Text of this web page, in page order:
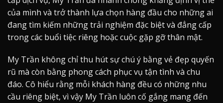
của mình và trở thành lựa chọn hàng đầu cho những ai
đang tìm kiếm những trải nghiệm đặc biệt và đẳng cấp
trong các buổi tiệc riêng hoặc cuộc gặp gỡ thân mật.
My Trần không chỉ thu hút sự chú ý bằng vẻ đẹp quyến
rũ mà còn bằng phong cách phục vụ tận tình và chu
đáo. Cô hiểu rằng mỗi khách hàng đều có những nhu
cầu riêng biệt, vì vậy My Trần luôn cố gắng mang đến